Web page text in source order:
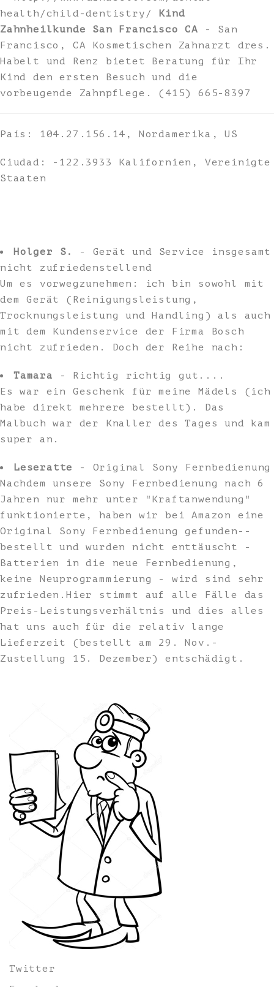
health/child-dentistry/ Kind
Zahnheilkunde San Francisco CA - San
Francisco, CA Kosmetischen Zahnarzt dres.
Habelt und Renz bietet Beratung für Ihr
Kind den ersten Besuch und die
vorbeugende Zahnpflege. (415) 665-8397
País: 104.27.156.14, Nordamerika, US
Ciudad: -122.3933 Kalifornien, Vereinigte
Staaten
Holger S.
- Gerät und Service insgesamt
nicht zufriedenstellend
Um es vorwegzunehmen: ich bin sowohl mit
dem Gerät (Reinigungsleistung,
Trocknungsleistung und Handling) als auch
mit dem Kundenservice der Firma Bosch
nicht zufrieden. Doch der Reihe nach:
Tamara
- Richtig richtig gut....
Es war ein Geschenk für meine Mädels (ich
habe direkt mehrere bestellt). Das
Malbuch war der Knaller des Tages und kam
super an.
Leseratte
- Original Sony Fernbedienung
Nachdem unsere Sony Fernbedienung nach 6
Jahren nur mehr unter "Kraftanwendung"
funktionierte, haben wir bei Amazon eine
Original Sony Fernbedienung gefunden--
bestellt und wurden nicht enttäuscht -
Batterien in die neue Fernbedienung,
keine Neuprogrammierung - wird sind sehr
zufrieden.Hier stimmt auf alle Fälle das
Preis-Leistungsverhältnis und dies alles
hat uns auch für die relativ lange
Lieferzeit (bestellt am 29. Nov.-
Zustellung 15. Dezember) entschädigt.
Twitter